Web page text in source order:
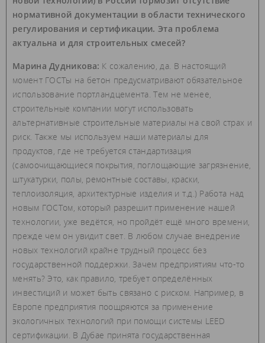
нормативной документации в области технического
регулирования и сертификации. Эта проблема
актуальна и для строительных смесей?
Марина Дудникова: К сожалению, да. В настоящий
момент ГОСТы на бетон предусматривают обязательное
использование портландцемента. Тем не менее,
строительные компании могут использовать
альтернативные строительные материалы на свой страх и
риск. Также мы используем наши материалы для
продуктов, где не требуется стандартизация
(самоочищающиеся покрытия, поглощающие загрязнение,
штукатурки, полы, ремонтные составы, краски,
теплоизоляция, архитектурные изделия и т.д.) Работа над
новым ГОСТом, который разрешит применение нашей
технологии, уже ведётся, но пройдёт ещё много времени,
прежде чем он увидит свет. В любом случае внедрение
новых технологий крайне трудный процесс без
государственной поддержки. Зачем предприятиям что-то
менять? Это, как правило, требует определённых
инвестиций и может быть связано с риском. Например, в
Европе предприятия поощряются за применение
экологичных технологий при помощи системы LEED
сертификации. В Дубае принята государственная